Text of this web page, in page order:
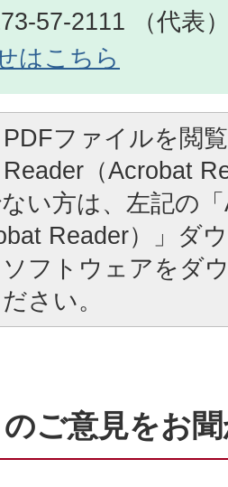
57-2111 （代表
はこちら
PDFファイルを閲
Reader（Acrobat
い方は、左記の
Reader）」ダ
フトウェアをダ
さい。
ご意見をお